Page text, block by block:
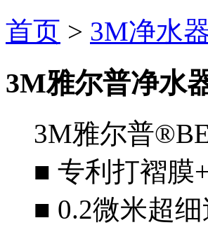
首页 > 3M净水
3M雅尔普净水
3M雅尔普
■ 专利打褶膜
■ 0.2微米超